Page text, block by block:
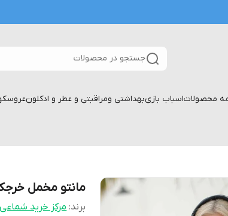
جستجو در محصولات
محصولاتاسباب بازیبهداشتی ومراقبتی و عطر و ادکلون
مانتو مخمل خرجکار
برند: مرکز خرید شماعی